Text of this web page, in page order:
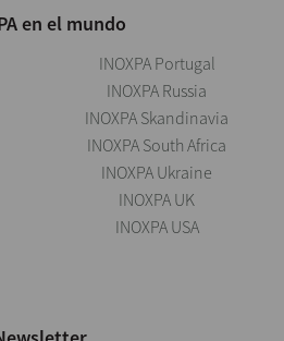
en el mundo
INOXPA Portugal
INOXPA Russia
INOXPA Skandinavia
INOXPA South Africa
INOXPA Ukraine
INOXPA UK
INOXPA USA